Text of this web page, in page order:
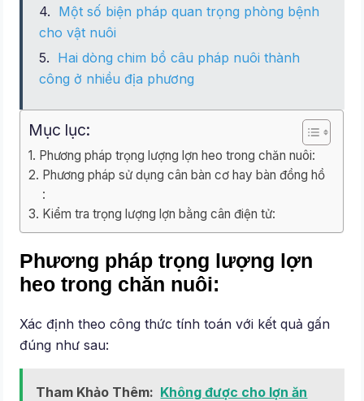
Một số biện pháp quan trọng phòng bệnh
cho vật nuôi
Hai dòng chim bồ câu pháp nuôi thành
công ở nhiều địa phương
Mục lục:
Phương pháp trọng lượng lợn heo trong chăn nuôi:
Phương pháp sử dụng cân bàn cơ hay bàn đồng hồ
:
Kiểm tra trọng lượng lợn bằng cân điện tử:
Phương pháp trọng lượng lợn
heo trong chăn nuôi:
Xác định theo công thức tính toán với kết quả gấn
đúng như sau:
Tham Khảo Thêm: Không được cho lợn ăn